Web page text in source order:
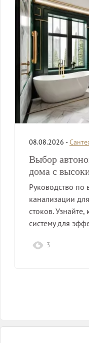
08.08.2026 -
Выбор
дома с
Руководство по
канализации
стоков.
систему для
3